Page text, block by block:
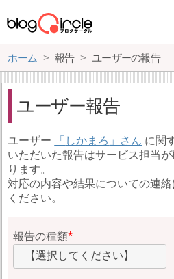
ホーム 報告 ユーザーの報告
ユーザー報告
ユーザー しかまろ
に関
いただいた報告はサービス担当
ります。
対応の内容や結果についての連
ください。
報告の種類
【選択してください】